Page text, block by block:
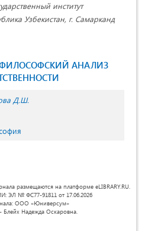
институт
Узбекистан, г. Самарканд
АНАЛИЗ
Д.Ш.
размещаются на платформе eLIBRARY.RU.
ЭЛ № ФС77-91811 от 17.06.2026
ООО «Юниверсум»
Блейх Надежда Оскаровна.